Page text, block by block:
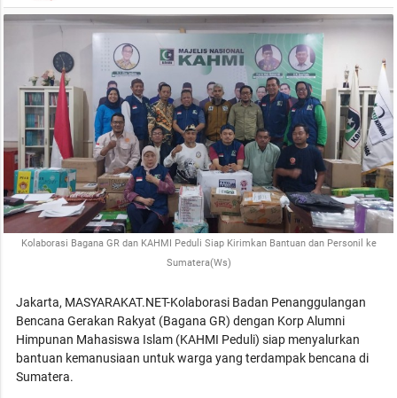
Kolaborasi Bagana GR dan KAHMI Peduli Siap Kirimkan Bantuan dan Personil ke
Sumatera(Ws)
Jakarta, MASYARAKAT.NET-Kolaborasi Badan Penanggulangan
Bencana Gerakan Rakyat (Bagana GR) dengan Korp Alumni
Himpunan Mahasiswa Islam (KAHMI Peduli) siap menyalurkan
bantuan kemanusiaan untuk warga yang terdampak bencana di
Sumatera.